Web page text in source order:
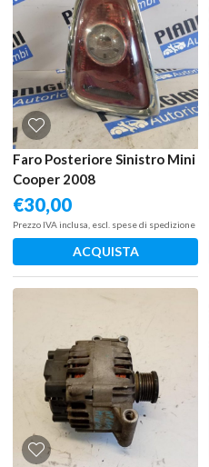
Faro Posteriore Sinistro Mini
Cooper 2008
€30,00
Prezzo IVA inclusa, escl. spese di spedizione
ACQUISTA